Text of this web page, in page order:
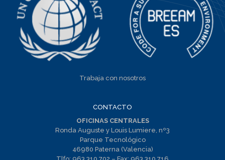
Trabaja con nosotros
CONTACTO
OFICINAS CENTRALES
Ronda Auguste y Louis Lumiere, nº3
Parque Tecnológico
46980 Paterna (Valencia)